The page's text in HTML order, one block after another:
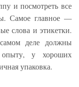
и посмотреть все
Самое главное —
слова и этикетки.
деле должны
у хороших
упаковка.